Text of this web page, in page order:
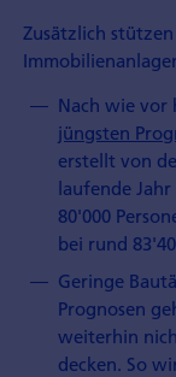
Zusätzlich
Nach wie vor
jüngsten
erstellt von
laufende
80'000
bei rund
Geringe
Prognosen
weiterhin
decken. So